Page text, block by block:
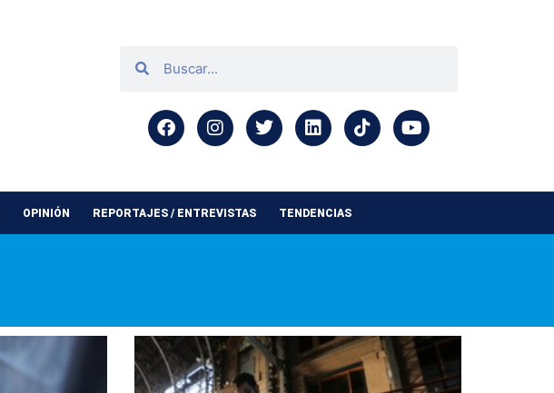
OPINIÓN REPORTAJES / ENTREVISTAS TENDENCIAS